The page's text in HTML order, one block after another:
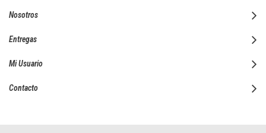
Nosotros
Entregas
Mi Usuario
Contacto